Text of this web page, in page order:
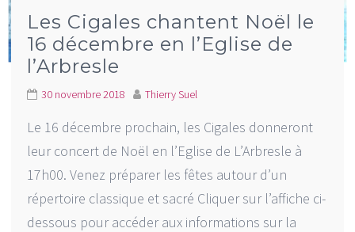
Les Cigales chantent Noël le
16 décembre en l’Eglise de
l’Arbresle
30 novembre 2018 Thierry Suel
Le 16 décembre prochain, les Cigales donneront
leur concert de Noël en l’Eglise de L’Arbresle à
17h00. Venez préparer les fêtes autour d’un
répertoire classique et sacré Cliquer sur l’affiche ci-
dessous pour accéder aux informations sur la